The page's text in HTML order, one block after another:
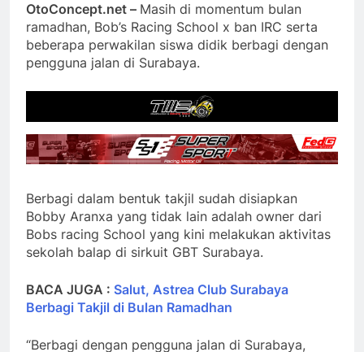
OtoConcept.net – Masih di momentum bulan
ramadhan, Bob’s Racing School x ban IRC serta
beberapa perwakilan siswa didik berbagi dengan
pengguna jalan di Surabaya.
Berbagi dalam bentuk takjil sudah disiapkan
Bobby Aranxa yang tidak lain adalah owner dari
Bobs racing School yang kini melakukan aktivitas
sekolah balap di sirkuit GBT Surabaya.
BACA JUGA : Salut, Astrea Club Surabaya
Berbagi Takjil di Bulan Ramadhan
“Berbagi dengan pengguna jalan di Surabaya,